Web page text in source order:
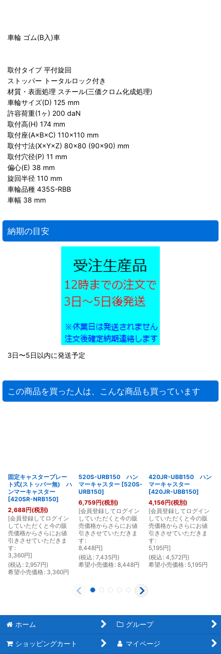
車輪 ゴム(B入)車
取付タイプ 平付旋回
ストッパー トータルロック付き
材質・表面処理 スチール(三価クロム化成処理)
車輪サイズ(D) 125 mm
許容荷重(1ヶ) 200 daN
取付高(H) 174 mm
取付座(A×B×C) 110×110 mm
取付寸法(X×Y×Z) 80×80 (90×90) mm
取付穴径(P) 11 mm
偏心(E) 38 mm
旋回半径 110 mm
車輪品種 435S-RBB
車幅 38 mm
納期の目安
3日〜5日以内に発送予定
この商品を買った人は、こんな商品も買っています
固定キャスタープレー
ト式(ストッパー無) ハ
ンマーキャスター
[420SR-NRB150]
2,688円(税別)
[会員登録してログイン
していただくと今の販
売価格からさらにお値
引きさせていただきま
す :
3,360円]
(税込 : 2,957円)
希望小売価格: 3,360円
520S-URB150 ハン
マーキャスター [520S-
URB150]
6,759円(税別)
[会員登録してログイン
していただくと今の販
売価格からさらにお値
引きさせていただきま
す :
8,448円]
(税込 : 7,435円)
希望小売価格: 8,448円
420JR-UBB150 ハン
マーキャスター
[420JR-UBB150]
4,156円(税別)
[会員登録してログイン
していただくと今の販
売価格からさらにお値
引きさせていただきま
す :
5,195円]
(税込 : 4,572円)
希望小売価格: 5,195円
ホーム グループ
ショッピングカート マイページ